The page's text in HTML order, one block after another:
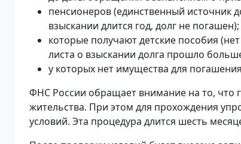
пенсионеров (единственный источник
взыскании длится год, долг не погашен);
которые получают детские пособия
листа о взыскании долга прошло
у которых нет имущества для
ФНС России обращает внимание на то, что
жительства. При этом для прохождения
условий. Эта процедура длится шесть